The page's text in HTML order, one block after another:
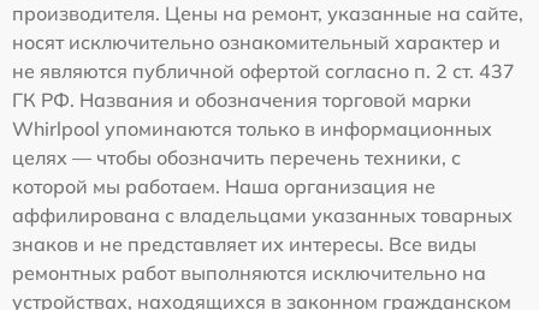
производителя. Цены на ремонт, указанные на сайте,
носят исключительно ознакомительный характер и
не являются публичной офертой согласно п. 2 ст. 437
ГК РФ. Названия и обозначения торговой марки
Whirlpool упоминаются только в информационных
целях — чтобы обозначить перечень техники, с
которой мы работаем. Наша организация не
аффилирована с владельцами указанных товарных
знаков и не представляет их интересы. Все виды
ремонтных работ выполняются исключительно на
устройствах, находящихся в законном гражданском